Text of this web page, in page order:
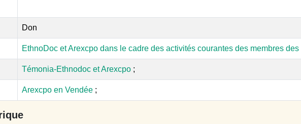
Don
EthnoDoc et Arexcpo dans le cadre des activités courantes des membres
Témonia-Ethnodoc et Arexcpo ;
Arexcpo en Vendée ;